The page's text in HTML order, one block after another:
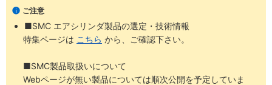
ご注意
■SMC エアシリンダ製品の選定・技術情報
特集ページは こちら から、ご確認下さい。
■SMC製品取扱いについて
Webページが無い製品については順次公開を予定していま